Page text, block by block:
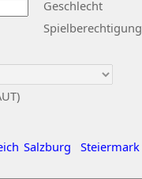
Geschlecht
Spielberechtigung
Salzburg Steiermark